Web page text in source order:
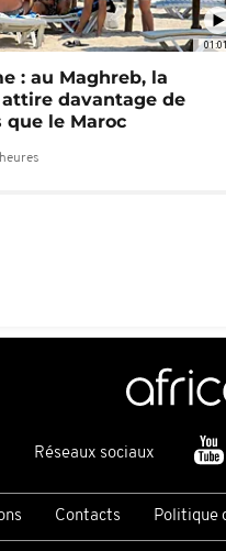
: au Maghreb, la
davantage de
que le Maroc
Réseaux sociaux
Contacts Politique